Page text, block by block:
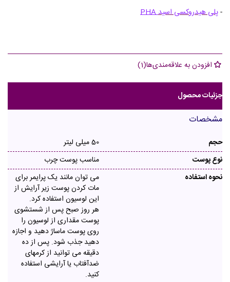
-پلی هیدروکسی اسیدPHA
افزودن به علاقه‌مندی‌ها(
1
)
جزئیات محصول
مشخصات
حجم
50 میلی لیتر
نوع پوست
مناسب پوست چرب
نحوه استفاده
می توان مانند یک پرایمر برای
مات کردن پوست زیر آرایش از
این لوسیون استفاده کرد.
هر روز صبح پس از شستشوی
پوست مقداری از لوسیون را
روی پوست ماساژ دهید و اجازه
دهید جذب شود. پس از ده
دقیقه می توانید از کرمهای
ضدآفتاب یا آرایشی استفاده
کنید.